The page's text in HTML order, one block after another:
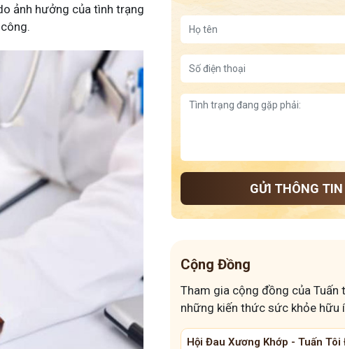
ảnh hưởng của tình trạng
GỬI THÔNG TIN
Cộng Đồng
Tham gia cộng đồng của Tuấn
những kiến thức sức khỏe hữu
Xương Khớp - Tuấn Tôi Đồng Hành Cộng Đồng Chữa Bệnh Tai